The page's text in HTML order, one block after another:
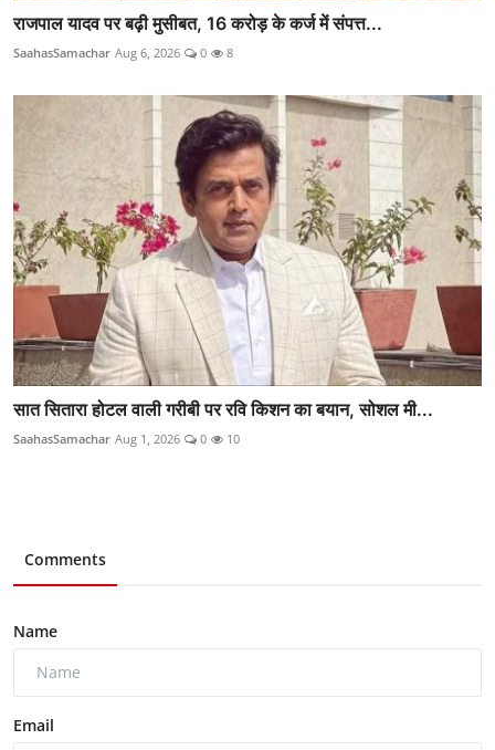
राजपाल यादव पर बढ़ी मुसीबत, 16 करोड़ के कर्ज में संपत्त...
SaahasSamachar Aug 6, 2026 0 8
सात सितारा होटल वाली गरीबी पर रवि किशन का बयान, सोशल मी...
SaahasSamachar Aug 1, 2026 0 10
Comments
Name
Email